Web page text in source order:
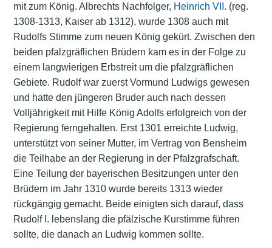
mit zum König. Albrechts Nachfolger, Heinrich VII. (reg.
1308-1313, Kaiser ab 1312), wurde 1308 auch mit
Rudolfs Stimme zum neuen König gekürt. Zwischen den
beiden pfalzgräflichen Brüdern kam es in der Folge zu
einem langwierigen Erbstreit um die pfalzgräflichen
Gebiete. Rudolf war zuerst Vormund Ludwigs gewesen
und hatte den jüngeren Bruder auch nach dessen
Volljährigkeit mit Hilfe König Adolfs erfolgreich von der
Regierung ferngehalten. Erst 1301 erreichte Ludwig,
unterstützt von seiner Mutter, im Vertrag von Bensheim
die Teilhabe an der Regierung in der Pfalzgrafschaft.
Eine Teilung der bayerischen Besitzungen unter den
Brüdern im Jahr 1310 wurde bereits 1313 wieder
rückgängig gemacht. Beide einigten sich darauf, dass
Rudolf I. lebenslang die pfälzische Kurstimmeführen
sollte, die danach an Ludwig kommen sollte.